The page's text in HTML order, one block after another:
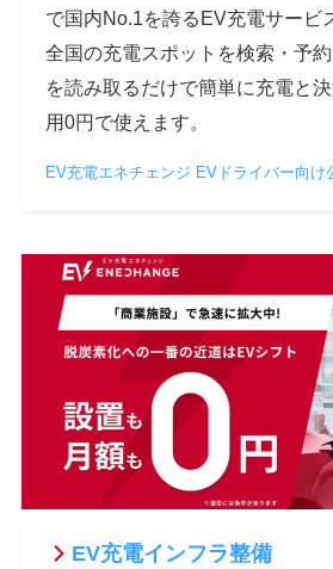
で国内No.1を誇るEV充電サービ
全国の充電スポットを検索・予
を読み取るだけで簡単に充電と
用0円で使えます。
EV充電エネチェンジ EVドライバー向け
EV充電インフラ整備